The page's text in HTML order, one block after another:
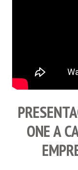
ONEA